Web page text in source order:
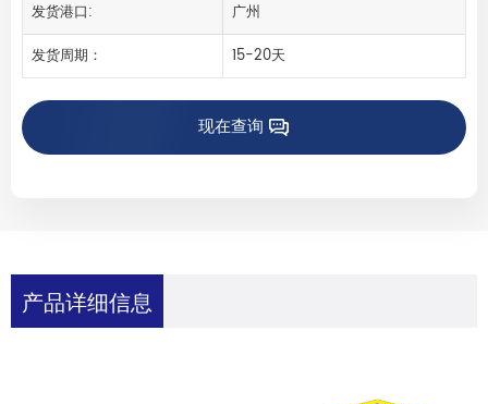
发货港口:
广州
发货周期：
15-20天
现在查询
产品详细信息